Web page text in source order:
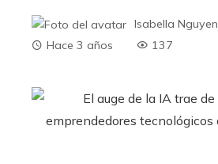
Isabella Nguyen
Hace 3 años
137